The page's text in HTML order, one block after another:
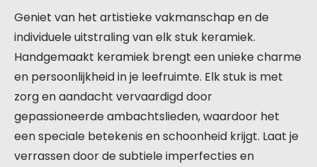
Geniet van het artistieke vakmanschap en de
individuele uitstraling van elk stuk keramiek.
Handgemaakt keramiek brengt een unieke charme
en persoonlijkheid in je leefruimte. Elk stuk is met
zorg en aandacht vervaardigd door
gepassioneerde ambachtslieden, waardoor het
een speciale betekenis en schoonheid krijgt. Laat je
verrassen door de subtiele imperfecties en